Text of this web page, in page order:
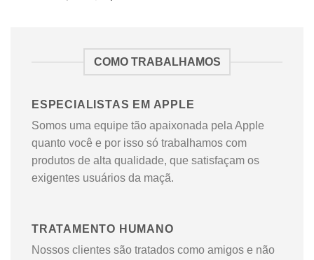
COMO TRABALHAMOS
ESPECIALISTAS EM APPLE
Somos uma equipe tão apaixonada pela Apple
quanto você e por isso só trabalhamos com
produtos de alta qualidade, que satisfaçam os
exigentes usuários da maçã.
TRATAMENTO HUMANO
Nossos clientes são tratados como amigos e não